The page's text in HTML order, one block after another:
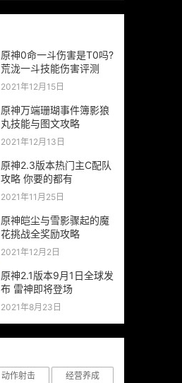
原神0命一斗伤害是T0吗?
荒泷一斗技能伤害评测
2021年12月15日
原神万端珊瑚事件簿影狼
丸技能与图文攻略
2021年12月13日
原神2.3版本热门主C配队
攻略 你要的都有
2021年11月25日
原神皑尘与雪影骤起的魔
花挑战全奖励攻略
2021年12月2日
原神2.1版本9月1日全球发
布 雷神即将登场
2021年8月23日
动作射击 经营养成